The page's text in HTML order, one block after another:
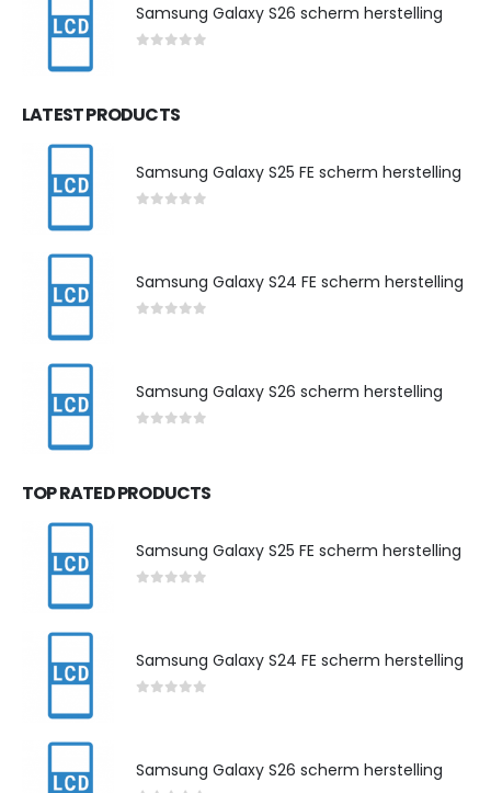
Samsung Galaxy S26 scherm herstelling
LATEST PRODUCTS
Samsung Galaxy S25 FE scherm herstelling
Samsung Galaxy S24 FE scherm herstelling
Samsung Galaxy S26 scherm herstelling
TOP RATED PRODUCTS
Samsung Galaxy S25 FE scherm herstelling
Samsung Galaxy S24 FE scherm herstelling
Samsung Galaxy S26 scherm herstelling